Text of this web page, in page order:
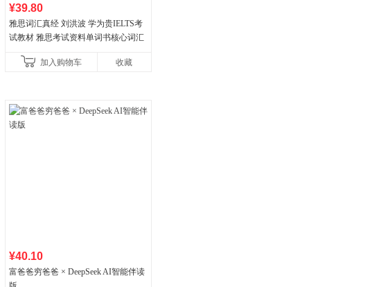
¥39.80
雅思词汇真经 刘洪波 学为贵IELTS考
试教材 雅思考试资料单词书核心词汇
加入购物车
收藏
¥40.10
富爸爸穷爸爸 × DeepSeek AI智能伴读